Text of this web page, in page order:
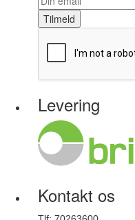
Tilmeld
Levering
Kontakt os